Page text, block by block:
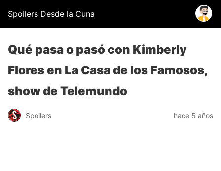
Spoilers Desde la Cuna
Qué pasa o pasó con Kimberly
Flores en La Casa de los Famosos,
show de Telemundo
Spoilers hace 5 años